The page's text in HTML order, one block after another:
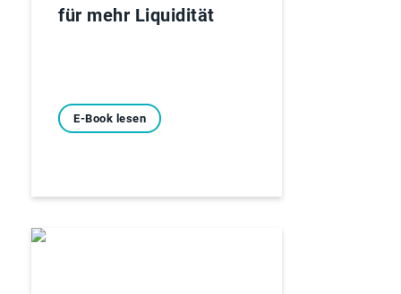
für mehr Liquidität
E-Book lesen